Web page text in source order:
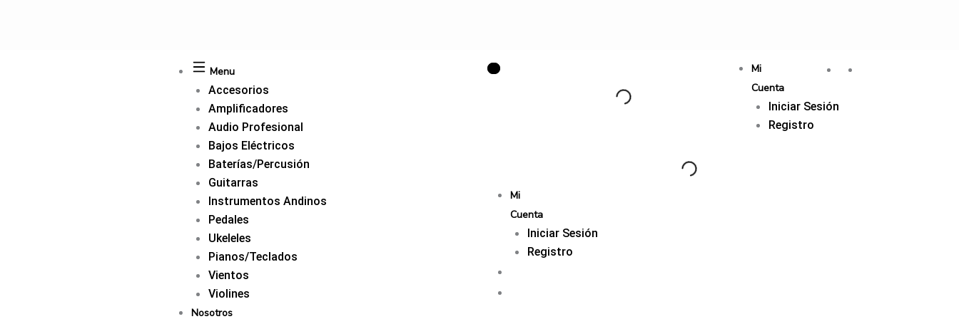
Menu
Accesorios
Amplificadores
Audio Profesional
Bajos Eléctricos
Baterías/Percusión
Guitarras
Instrumentos Andinos
Pedales
Ukeleles
Pianos/Teclados
Vientos
Violines
Nosotros
Mi
Cuenta
Iniciar Sesión
Registro
Mi
Cuenta
Iniciar Sesión
Registro